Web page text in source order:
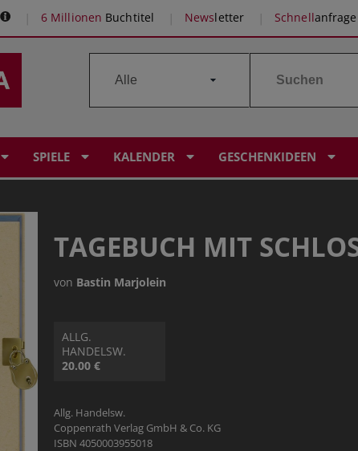
6 Millionen Buchtitel Newsletter Schnellanfrage
SPIELE KALENDER GESCHENKIDEEN
TAGEBUCH MIT
von Bastin Marjolein
ALLG.
HANDELSW.
20.00 €
Allg. Handelsw.
Coppenrath Verlag GmbH & Co. KG
ISBN 4050003955018